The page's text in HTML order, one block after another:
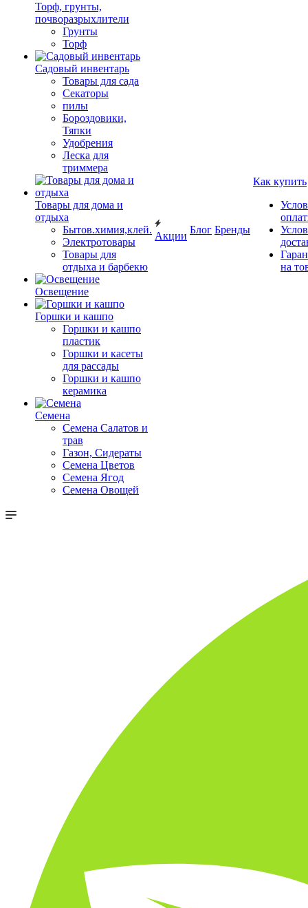
Торф, грунты,
почворазрыхлители
Грунты
Торф
Садовый инвентарь
Товары для сада
Секаторы
пилы
Бороздовики,
Тяпки
Удобрения
Леска для
триммера
Товары для дома и
отдыха
Бытов.химия,клей.
Электротовары
Товары для
отдыха и барбекю
Освещение
Горшки и кашпо
Горшки и кашпо
пластик
Горшки и касеты
для рассады
Горшки и кашпо
керамика
Семена
Семена Салатов и
трав
Газон, Сидераты
Семена Цветов
Семена Ягод
Семена Овощей
Акции
Блог Бренды
Как купить
на